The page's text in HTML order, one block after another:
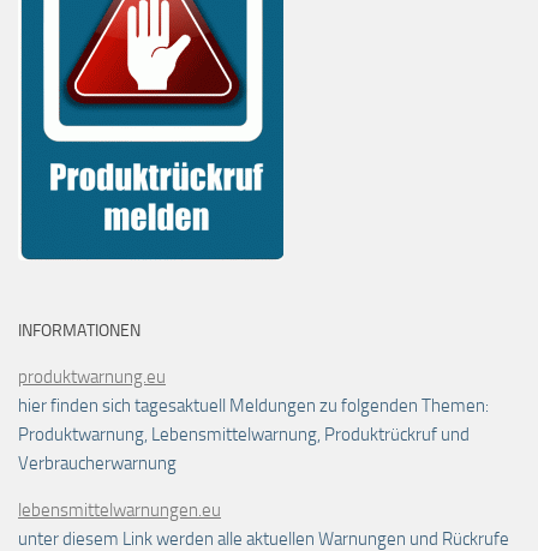
INFORMATIONEN
produktwarnung.eu
hier finden sich tagesaktuell Meldungen zu folgenden Themen:
Produktwarnung, Lebensmittelwarnung, Produktrückruf und
Verbraucherwarnung
lebensmittelwarnungen.eu
unter diesem Link werden alle aktuellen Warnungen und Rückrufe